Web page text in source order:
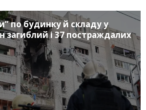
по будинку й складу у
загиблий і 37 постраждалих